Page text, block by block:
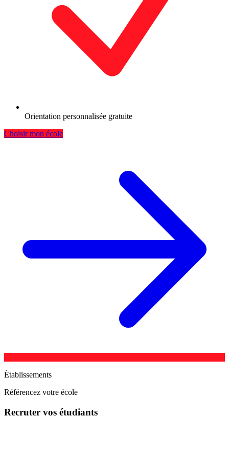
Orientation personnalisée gratuite
Choisir mon école
Établissements
Référencez votre école
Recruter vos étudiants